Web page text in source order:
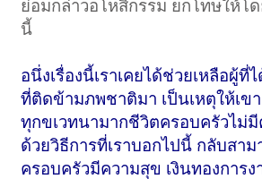
ย่อมกล่าวอโหสิกรรม ยกโทษให้โ
นี้
อนึ่งเรื่องนี้เราเคยได้ช่วยเหลือผู้ที่
ที่ติดข้ามภพชาติมา เป็นเหตุให้เข
ทุกขเวทนามากชีวิตครอบครัวไม่
ด้วยวิธีการที่เราบอกไปนี้ กลับสาม
ครอบครัวมีความสุข เงินทองการ